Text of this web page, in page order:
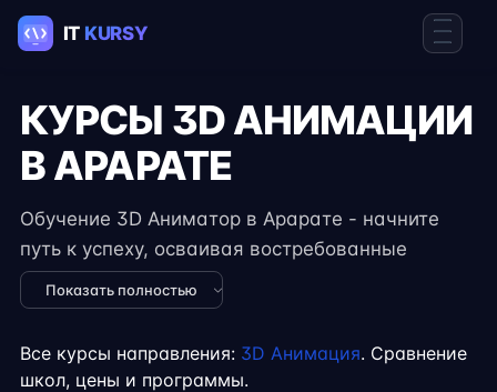
КУРСЫ 3D АНИМАЦИИ
В АРАРАТЕ
Обучение 3D Аниматор в Арарате - начните
путь к успеху, осваивая востребованные
навыки в IT. Курсы подходят для новичков и
специалистов с опытом, включают
консультации экспертов. Гибкий формат
Показать полностью
Все курсы направления: 3D Анимация. Сравнение
школ, цены и программы.